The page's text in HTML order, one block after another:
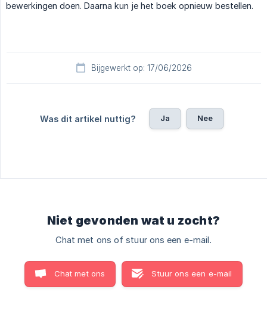
bewerkingen doen. Daarna kun je het boek opnieuw bestellen.
Bijgewerkt op: 17/06/2026
Was dit artikel nuttig? Ja Nee
Niet gevonden wat u zocht?
Chat met ons of stuur ons een e-mail.
Chat met ons Stuur ons een e-mail